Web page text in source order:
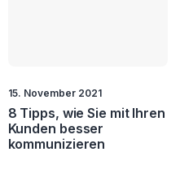
15. November 2021
8 Tipps, wie Sie mit Ihren
Kunden besser
kommunizieren